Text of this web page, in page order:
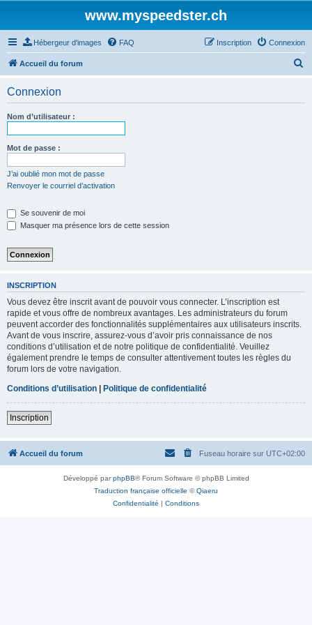
www.myspeedster.ch
Hébergeur d'images FAQ Connexion
Inscription
Accueil du forum
Connexion
Nom d’utilisateur :
Mot de passe :
J’ai oublié mon mot de passe
Renvoyer le courriel d’activation
Se souvenir de moi
Masquer ma présence lors de cette session
INSCRIPTION
Vous devez être inscrit avant de pouvoir vous connecter. L’inscription est
rapide et vous offre de nombreux avantages. Les administrateurs du forum
peuvent accorder des fonctionnalités supplémentaires aux utilisateurs inscrits.
Avant de vous inscrire, assurez-vous d’avoir pris connaissance de nos
conditions d’utilisation et de notre politique de confidentialité. Veuillez
également prendre le temps de consulter attentivement toutes les règles du
forum lors de votre navigation.
Conditions d’utilisation | Politique de confidentialité
Inscription
Accueil du forum Fuseau horaire sur UTC+02:00
Développé parphpBB® Forum Software © phpBB Limited
Traduction française officielle ©Qiaeru
Confidentialité | Conditions